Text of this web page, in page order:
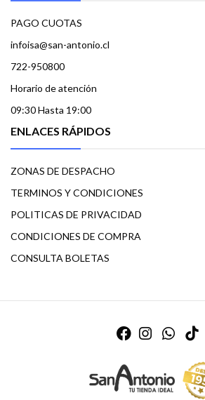
PAGO CUOTAS
infoisa@san-antonio.cl
722-950800
Horario de atención
09:30 Hasta 19:00
ENLACES RÁPIDOS
ZONAS DE DESPACHO
TERMINOS Y CONDICIONES
POLITICAS DE PRIVACIDAD
CONDICIONES DE COMPRA
CONSULTA BOLETAS